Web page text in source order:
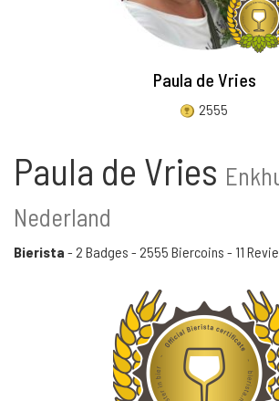
Paula de Vries
2555
Paula de Vries
Nederland
Bierista - 2 Badges - 2555 Biercoins - 11